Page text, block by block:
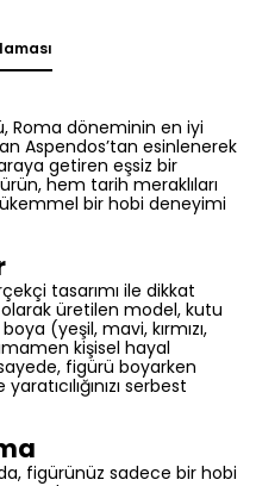
Roma döneminin en iyi
Aspendos’tan esinlenerek
getiren eşsiz bir
hem tarih meraklıları
bir hobi deneyimi
tasarımı ile dikkat
üretilen model, kutu
(yeşil, mavi, kırmızı,
kişisel hayal
figürü boyarken
serbest
figürünüz sadece bir hobi